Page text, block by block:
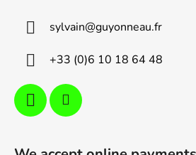
sylvain@guyonneau.fr
+33 (0)6 10 18 64 48